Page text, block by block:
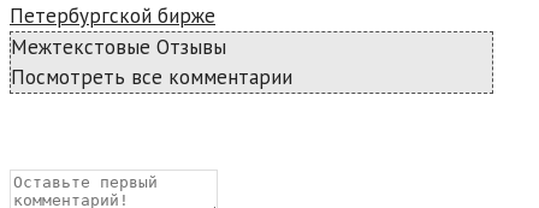
Петербургской бирже
Межтекстовые Отзывы
Посмотреть все комментарии